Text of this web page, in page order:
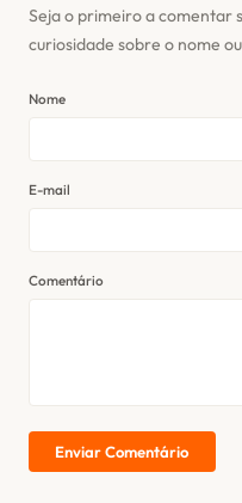
Seja o primeiro a comentar
curiosidade sobre o nome
Nome
E-mail
Comentário
Enviar Comentário